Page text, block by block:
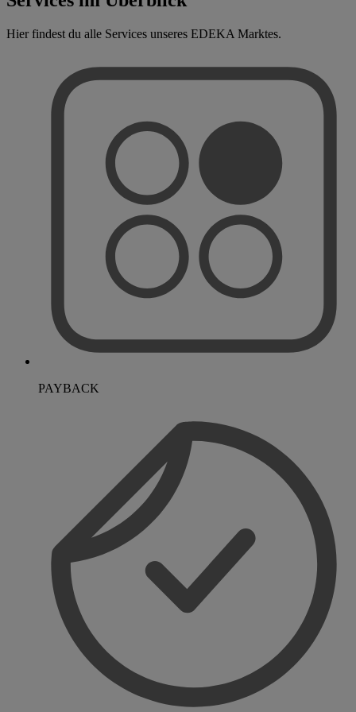
Hier findest du alle Services unseres EDEKA Marktes.
PAYBACK